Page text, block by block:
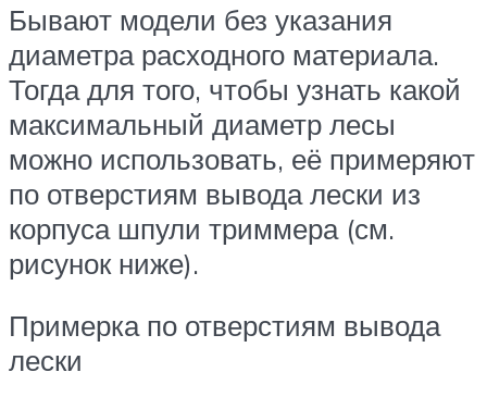
Бывают модели без указания
диаметра расходного материала.
Тогда для того, чтобы узнать какой
максимальный диаметр лесы
можно использовать, её примеряют
по отверстиям вывода лески из
корпуса шпули триммера (см.
рисунок ниже).
Примерка по отверстиям вывода
лески